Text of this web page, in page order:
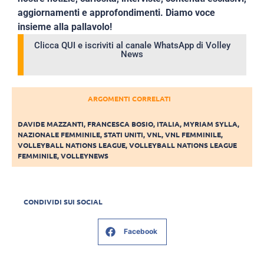
aggiornamenti e approfondimenti. Diamo voce
insieme alla pallavolo!
Clicca QUI e iscriviti al canale WhatsApp di Volley
News
ARGOMENTI CORRELATI
DAVIDE MAZZANTI, FRANCESCA BOSIO, ITALIA,MYRIAM SYLLA,
NAZIONALE FEMMINILE,STATI UNITI,VNL,VNL FEMMINILE,
VOLLEYBALL NATIONS LEAGUE,VOLLEYBALL NATIONS LEAGUE
FEMMINILE,VOLLEYNEWS
CONDIVIDI SUI SOCIAL
Facebook